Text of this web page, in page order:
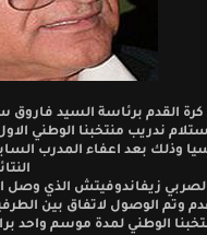
القدم برئاسة السيد فاروق
ندريب منتخبنا الوطني
وذلك بعد اعفاء المدرب
زيفاندوفيتش الذي وصل
وتم الوصول لاتفاق بين
الوطني لمدة موسم واحد براتب